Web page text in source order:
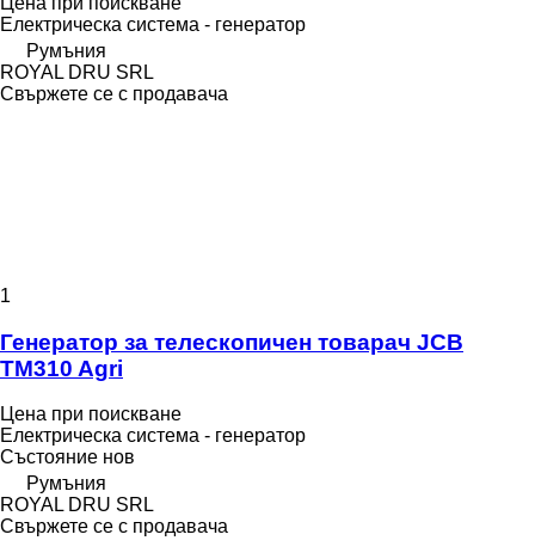
Електрическа система - генератор
Румъния
ROYAL DRU SRL
Свържете се с продавача
1
Генератор за телескопичен товарач JCB
TM310 Agri
Цена при поискване
Електрическа система - генератор
Състояние нов
Румъния
ROYAL DRU SRL
Свържете се с продавача